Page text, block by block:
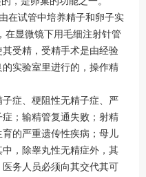
在试管中培养精子和卵子实
在显微镜下用毛细注射针管
受精，受精手术是由经验
实验室里进行的，操作精
症、梗阻性无精子症、严
；输精管复通失败；射精
的严重遗传性疾病；母儿
，除睾丸性无精症外，其
务人员必须向其交代其可